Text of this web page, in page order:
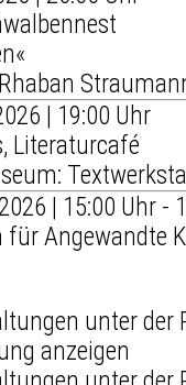
| 19:00 Uhr
Literaturcafé
| 15:00 Uhr -
für Angewandte